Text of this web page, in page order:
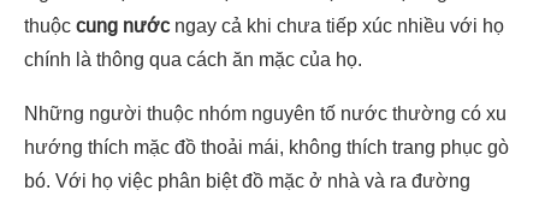
thuộc cung nước ngay cả khi chưa tiếp xúc nhiều với họ
chính là thông qua cách ăn mặc của họ.
Những người thuộc nhóm nguyên tố nước thường có xu
hướng thích mặc đồ thoải mái, không thích trang phục gò
bó. Với họ việc phân biệt đồ mặc ở nhà và ra đường